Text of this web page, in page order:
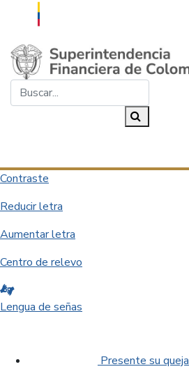
Saltar al contenido principal
Contraste
Reducir letra
Aumentar letra
Centro de relevo
Lengua de señas
Presente su queja